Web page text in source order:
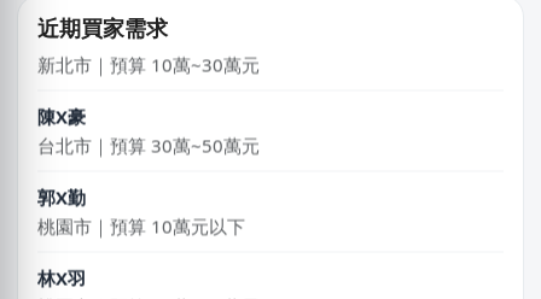
近期買家需求
DXvid.吳
新北市｜預算 10萬~30萬元
台北市｜預算 30萬~50萬元
桃園市｜預算 10萬元以下
桃園市｜預算 10萬~30萬元